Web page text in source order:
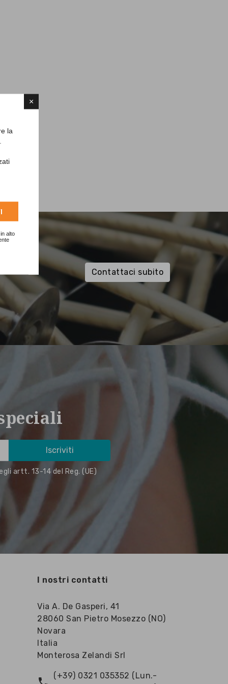
×
la
alto
Contattaci subito
artt. 13-14 del Reg. (UE)
I nostri contatti
Via A. De Gasperi, 41
28060 San Pietro Mosezzo (NO)
Novara
Italia
Monterosa Zelandi Srl
(+39) 0321 035352 (Lun.-